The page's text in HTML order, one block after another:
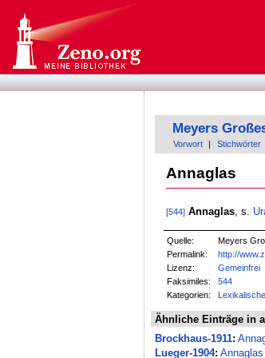
Meyers
Vorwort Stichwörter
Annaglas
[544] Annaglas, s.
Quelle:
Meyers
Permalink:
http://
Lizenz:
Gemeinfrei
Faksimiles:
544
Kategorien:
Ähnliche Einträge in
Brockhaus-1911:
Lueger-1904: Annaglas